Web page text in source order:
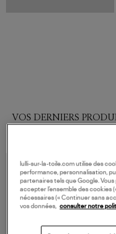
VOS DERNIERS
lulli-sur-la-toile.com utilise des
performance, personnalisation,
partenaires tels que Google.
accepter l’ensemble des cookies
nécessaires (« Continuer sans
vos données, consulter notre